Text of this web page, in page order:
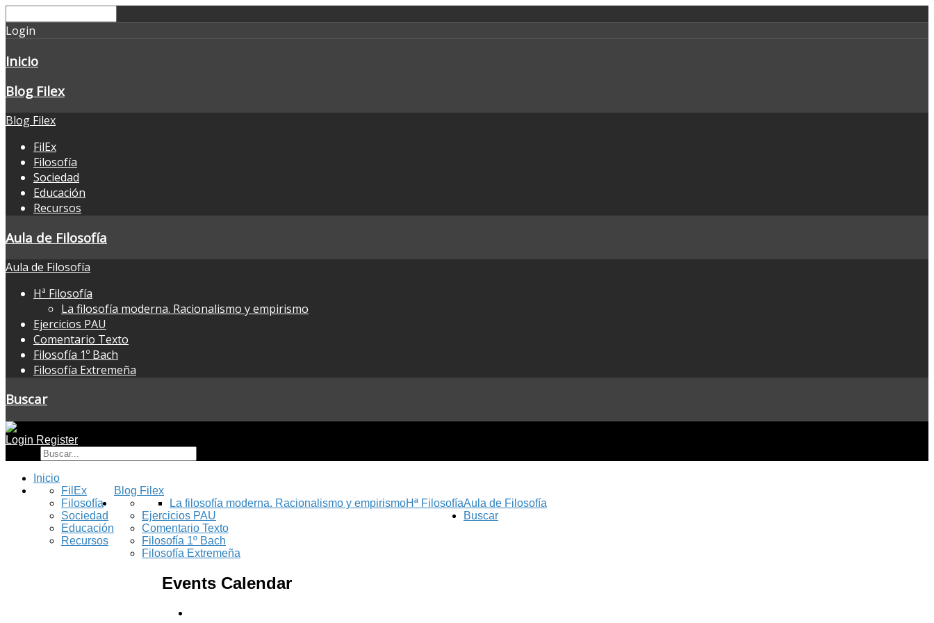
Login
Inicio
Blog Filex
Blog Filex
FilEx
Filosofía
Sociedad
Educación
Recursos
Aula de Filosofía
Aula de Filosofía
Hª Filosofía
La filosofía moderna. Racionalismo y empirismo
Ejercicios PAU
Comentario Texto
Filosofía 1º Bach
Filosofía Extremeña
Buscar
Login Register
Inicio
Blog Filex
FilEx
Filosofía
Sociedad
Educación
Recursos
Aula de Filosofía
Hª Filosofía
La filosofía moderna. Racionalismo y empirismo
Ejercicios PAU
Comentario Texto
Filosofía 1º Bach
Filosofía Extremeña
Buscar
Events Calendar